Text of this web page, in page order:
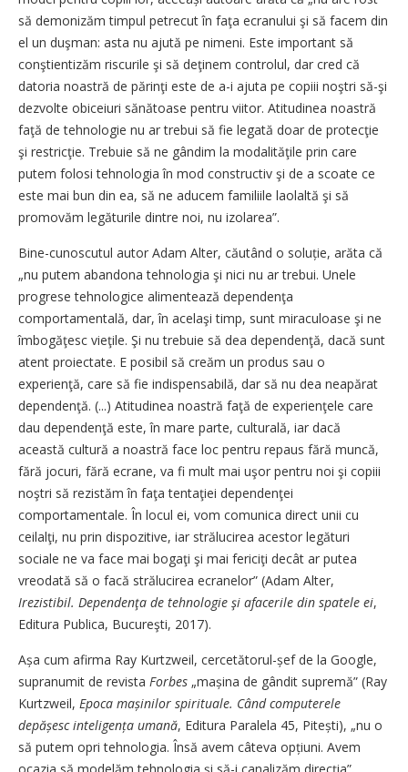
să demonizăm timpul petrecut în faţa ecranului şi să facem din
el un duşman: asta nu ajută pe nimeni. Este important să
conştientizăm riscurile şi să deţinem controlul, dar cred că
datoria noastră de părinţi este de a-i ajuta pe copiii noştri să-şi
dezvolte obiceiuri sănătoase pentru viitor. Atitudinea noastră
faţă de tehnologie nu ar trebui să fie legată doar de protecţie
şi restricţie. Trebuie să ne gândim la modalităţile prin care
putem folosi tehnologia în mod constructiv şi de a scoate ce
este mai bun din ea, să ne aducem familiile laolaltă şi să
promovăm legăturile dintre noi, nu izolarea”.
Bine-cunoscutul autor Adam Alter, căutând o soluție, arăta că
„nu putem abandona tehnologia şi nici nu ar trebui. Unele
progrese tehnologice alimentează dependenţa
comportamentală, dar, în acelaşi timp, sunt miraculoase şi ne
îmbogăţesc vieţile. Şi nu trebuie să dea dependenţă, dacă sunt
atent proiectate. E posibil să creăm un produs sau o
experienţă, care să fie indispensabilă, dar să nu dea neapărat
dependenţă. (...) Atitudinea noastră faţă de experienţele care
dau dependenţă este, în mare parte, culturală, iar dacă
această cultură a noastră face loc pentru repaus fără muncă,
fără jocuri, fără ecrane, va fi mult mai uşor pentru noi şi copiii
noştri să rezistăm în faţa tentaţiei dependenţei
comportamentale. În locul ei, vom comunica direct unii cu
ceilalţi, nu prin dispozitive, iar strălucirea acestor legături
sociale ne va face mai bogaţi şi mai fericiţi decât ar putea
vreodată să o facă strălucirea ecranelor” (Adam Alter,
Irezistibil. Dependenţa de tehnologie şi afacerile din spatele ei,
Editura Publica, Bucureşti, 2017).
Așa cum afirma Ray Kurtzweil, cercetătorul-șef de la Google,
supranumit de revista Forbes „mașina de gândit supremă” (Ray
Kurtzweil, Epoca mașinilor spirituale. Când computerele
depășesc inteligența umană, Editura Paralela 45, Pitești), „nu o
să putem opri tehnologia. Însă avem câteva opțiuni. Avem